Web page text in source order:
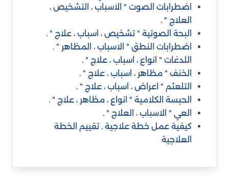
اضطرابات الصوت " الاسباب ، التشخيص ،
العلاج " .
البحة الصوتية " تشخيص ، اسباب ، علاج " .
اضطرابات النطق " الاسباب ، المظاهر " .
اللدغات " انواع ، اسباب ، علاج " .
الخنف " مظاهر ، اسباب ، علاج " .
التلعثم " اعراض ، اسباب ، علاج " .
الحبسة الكلامية " انواع ، مظاهر ، علاج " .
العي " الاسباب ، العلاج " .
كيفية عمل خطة علاجية . تقييم الخطة
العلاجية